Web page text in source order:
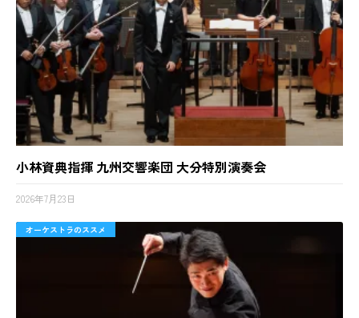
小林資典指揮 九州交響楽団 大分特別演奏会
2026年7月23日
オーケストラのススメ